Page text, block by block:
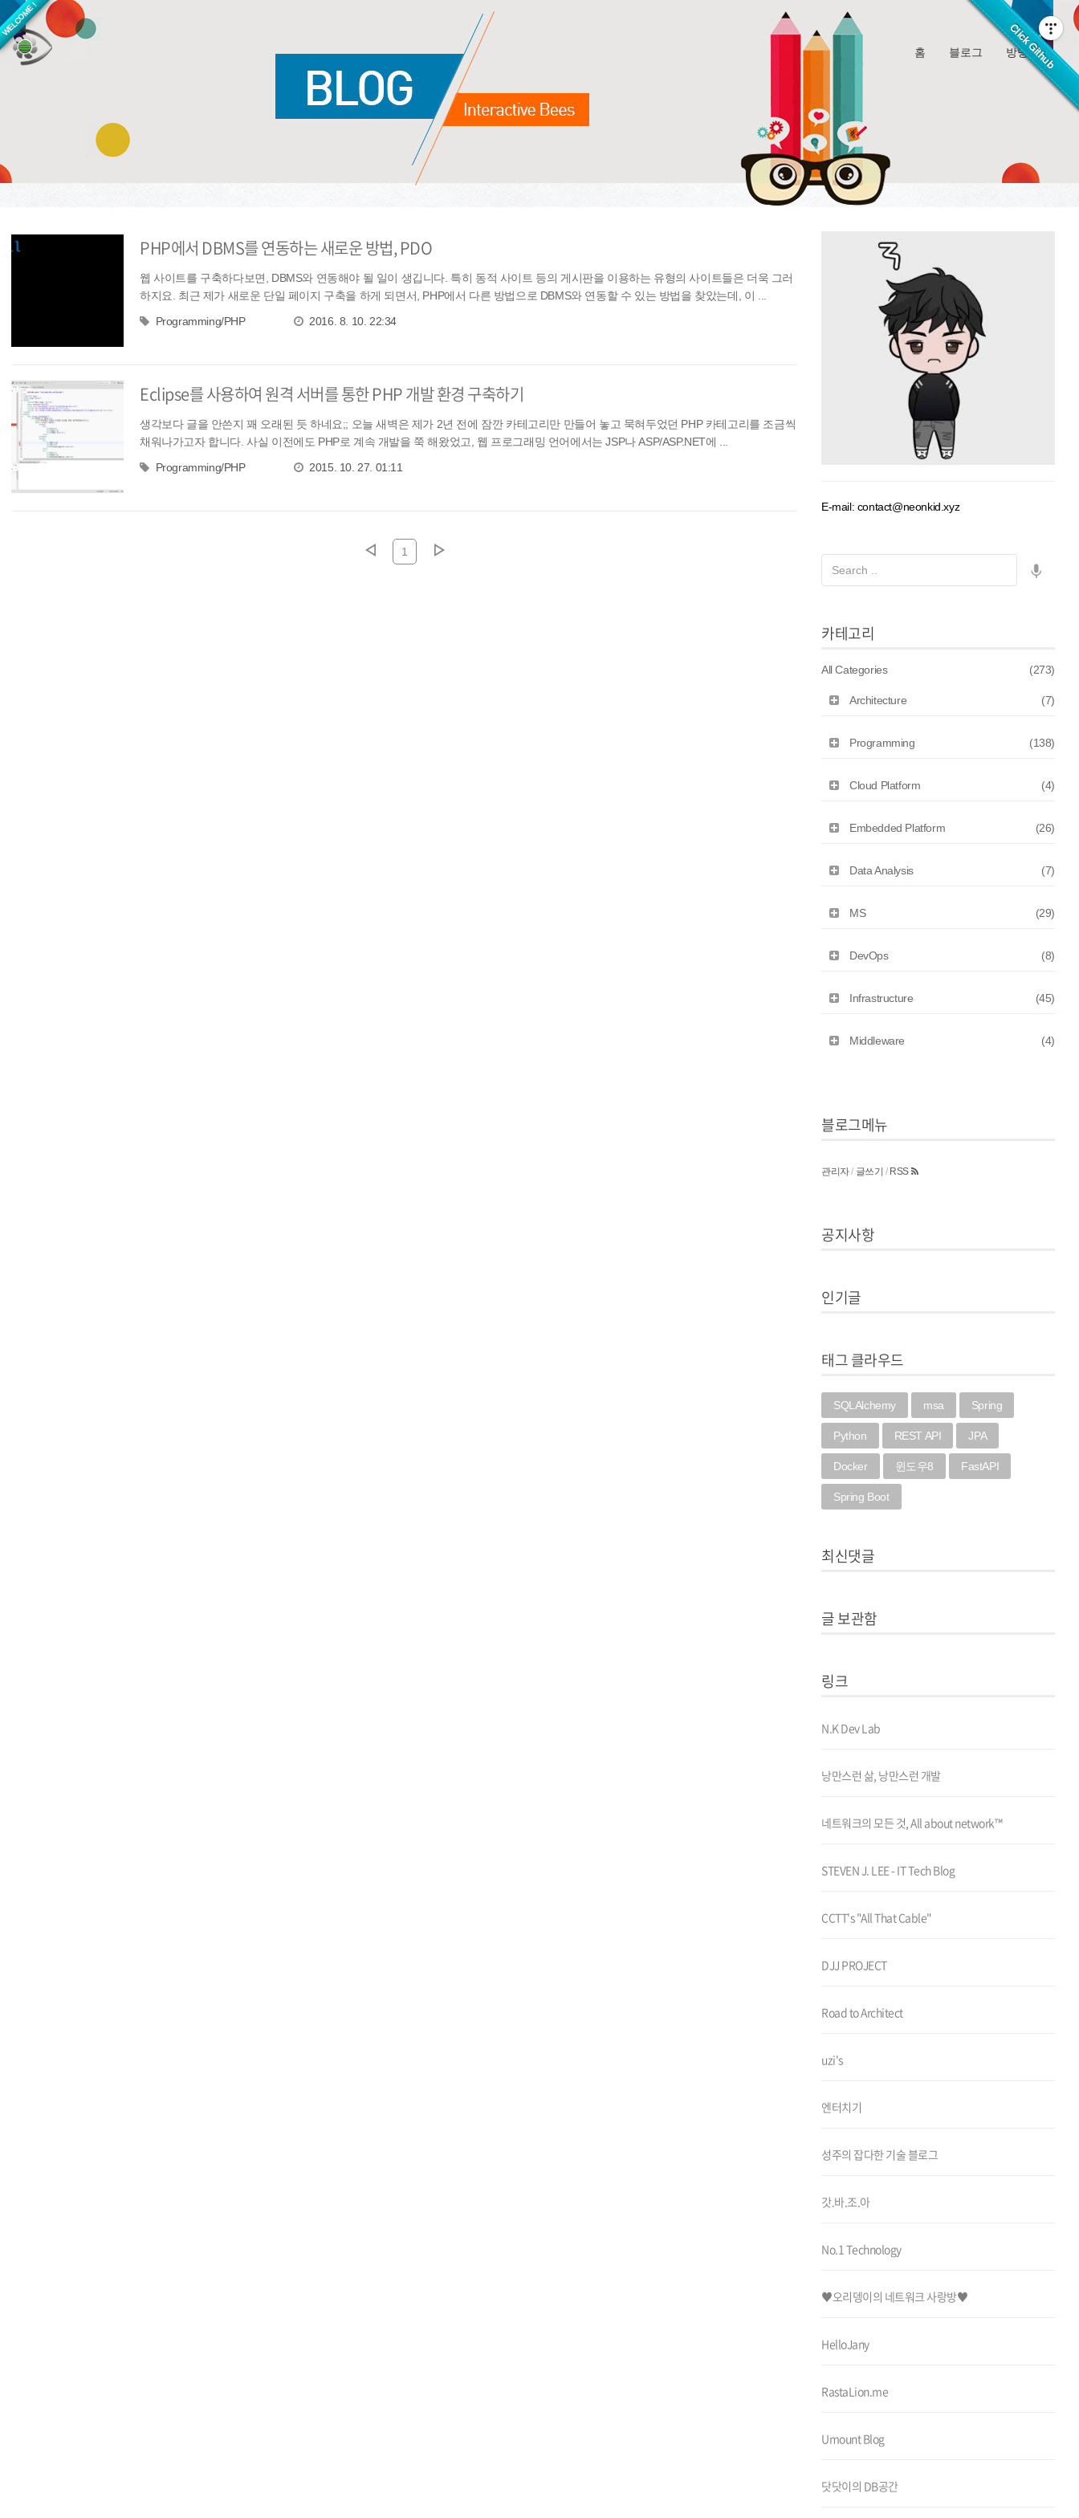
WELCOME !
홈 블로그 방명록
PHP에서 DBMS를 연동하는 새로운 방법, PDO
웹 사이트를 구축하다보면, DBMS와 연동해야 될 일이 생깁니다. 특히 동적 사이트 등의 게시판을 이용하는 유형의 사이트들은 더욱 그러
하지요. 최근 제가 새로운 단일 페이지 구축을 하게 되면서, PHP에서 다른 방법으로 DBMS와 연동할 수 있는 방법을 찾았는데, 이 ...
Programming/PHP
2016. 8. 10. 22:34
Eclipse를 사용하여 원격 서버를 통한 PHP 개발 환경 구축하기
생각보다 글을 안쓴지 꽤 오래된 듯 하네요;; 오늘 새벽은 제가 2년 전에 잠깐 카테고리만 만들어 놓고 묵혀두었던 PHP 카테고리를 조금씩
채워나가고자 합니다. 사실 이전에도 PHP로 계속 개발을 쭉 해왔었고, 웹 프로그래밍 언어에서는 JSP나 ASP/ASP.NET에 ...
Programming/PHP
2015. 10. 27. 01:11
1
E-mail: contact@neonkid.xyz
카테고리
All Categories (273)
Architecture (7)
Programming (138)
Cloud Platform (4)
Embedded Platform (26)
Data Analysis (7)
MS (29)
DevOps (8)
Infrastructure (45)
Middleware (4)
블로그메뉴
관리자/ 글쓰기 / RSS
공지사항
인기글
태그 클라우드
SQLAlchemy msa Spring
Python REST API JPA
Docker 윈도우8 FastAPI
Spring Boot
최신댓글
글 보관함
링크
N.K Dev Lab
낭만스런 삶, 낭만스런 개발
네트워크의 모든 것, All about network™
STEVEN J. LEE - IT Tech Blog
CCTT's "All That Cable"
DJJ PROJECT
Road to Architect
uzi's
엔터치기
성주의 잡다한 기술 블로그
갓.바.조.아
No.1 Technology
♥오리뎅이의 네트워크 사랑방♥
HelloJany
RastaLion.me
Umount Blog
닷닷이의 DB공간